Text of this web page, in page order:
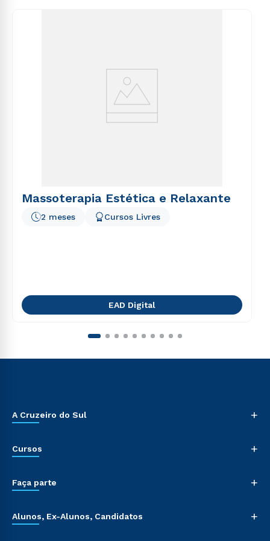
Massoterapia Estética e Relaxante
2 meses Cursos Livres
EAD Digital
A Cruzeiro do Sul +
Cursos +
Faça parte +
Alunos, Ex-Alunos, Candidatos +